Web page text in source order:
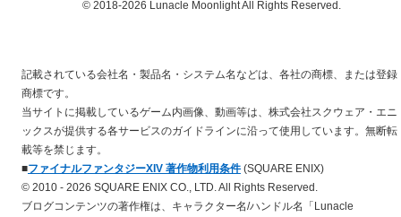
© 2018-2026 Lunacle Moonlight All Rights Reserved.
記載されている会社名・製品名・システム名などは、各社の商標、または登録
商標です。
当サイトに掲載しているゲーム内画像、動画等は、株式会社スクウェア・エニ
ックスが提供する各サービスのガイドラインに沿って使用しています。無断転
載等を禁じます。
■ファイナルファンタジーXIV 著作物利用条件(SQUARE ENIX)
© 2010 - 2026 SQUARE ENIX CO., LTD. All Rights Reserved.
ブログコンテンツの著作権は、キャラクター名/ハンドル名「Lunacle